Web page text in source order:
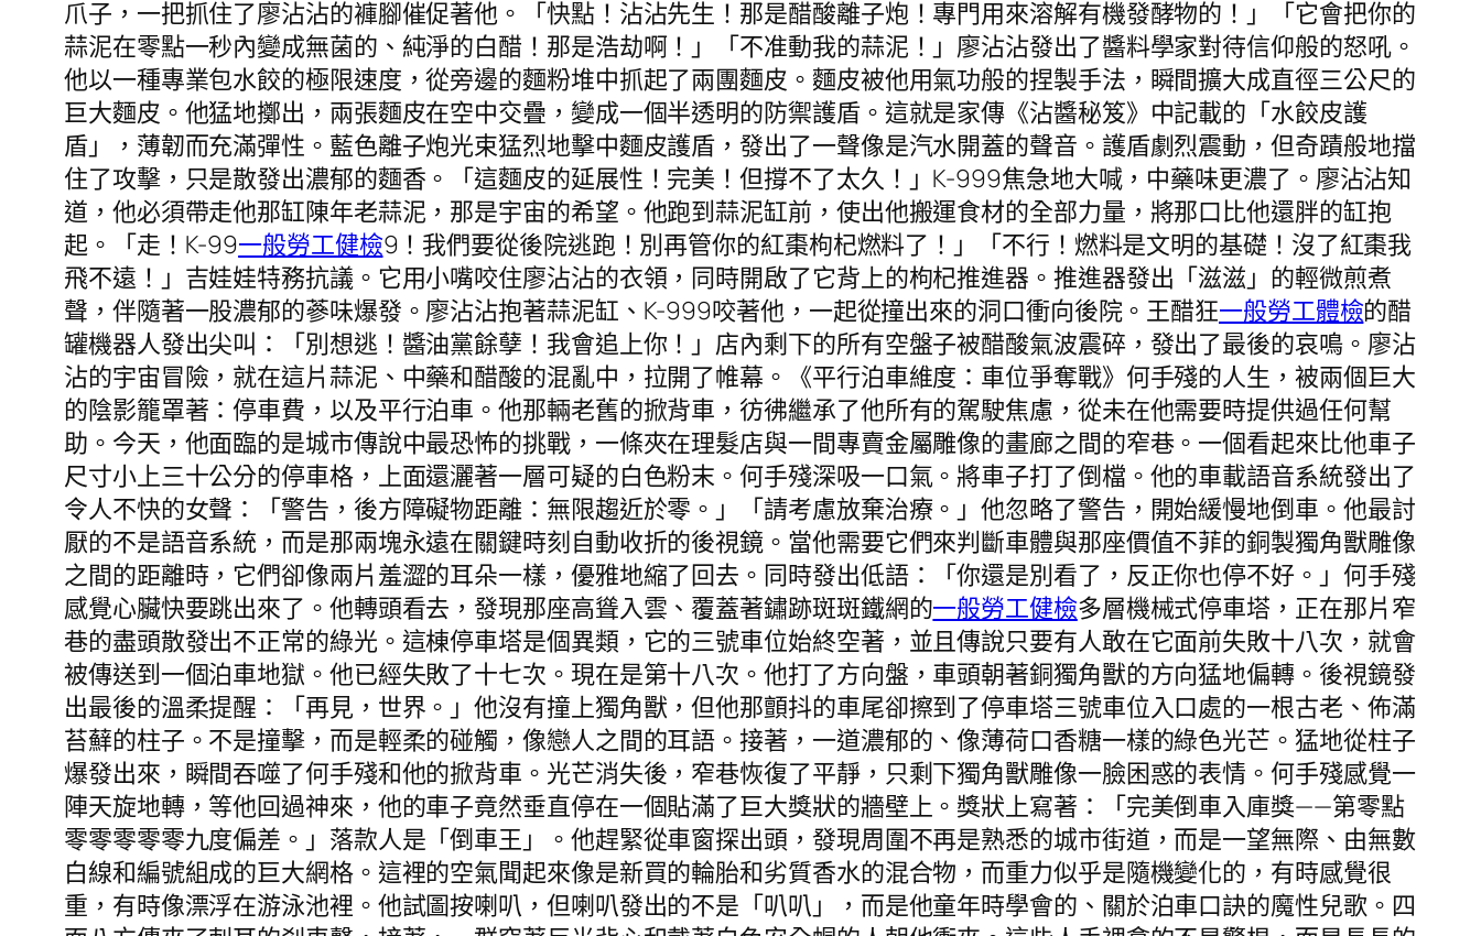
爪子，一把抓住了廖沾沾的褲腳催促著他。「快點！沾沾先生！那是醋酸離子炮！專門用來溶解有機發酵物的！」「它會把你的
蒜泥在零點一秒內變成無菌的、純淨的白醋！那是浩劫啊！」「不准動我的蒜泥！」廖沾沾發出了醬料學家對待信仰般的怒吼。
他以一種專業包水餃的極限速度，從旁邊的麵粉堆中抓起了兩團麵皮。麵皮被他用氣功般的捏製手法，瞬間擴大成直徑三公尺的
巨大麵皮。他猛地擲出，兩張麵皮在空中交疊，變成一個半透明的防禦護盾。這就是家傳《沾醬秘笈》中記載的「水餃皮護
盾」，薄韌而充滿彈性。藍色離子炮光束猛烈地擊中麵皮護盾，發出了一聲像是汽水開蓋的聲音。護盾劇烈震動，但奇蹟般地擋
住了攻擊，只是散發出濃郁的麵香。「這麵皮的延展性！完美！但撐不了太久！」K-999焦急地大喊，中藥味更濃了。廖沾沾知
道，他必須帶走他那缸陳年老蒜泥，那是宇宙的希望。他跑到蒜泥缸前，使出他搬運食材的全部力量，將那口比他還胖的缸抱
起。「走！K-99一般勞工健檢9！我們要從後院逃跑！別再管你的紅棗枸杞燃料了！」「不行！燃料是文明的基礎！沒了紅棗我
飛不遠！」吉娃娃特務抗議。它用小嘴咬住廖沾沾的衣領，同時開啟了它背上的枸杞推進器。推進器發出「滋滋」的輕微煎煮
聲，伴隨著一股濃郁的蔘味爆發。廖沾沾抱著蒜泥缸、K-999咬著他，一起從撞出來的洞口衝向後院。王醋狂一般勞工體檢的醋
罐機器人發出尖叫：「別想逃！醬油黨餘孽！我會追上你！」店內剩下的所有空盤子被醋酸氣波震碎，發出了最後的哀鳴。廖沾
沾的宇宙冒險，就在這片蒜泥、中藥和醋酸的混亂中，拉開了帷幕。《平行泊車維度：車位爭奪戰》何手殘的人生，被兩個巨大
的陰影籠罩著：停車費，以及平行泊車。他那輛老舊的掀背車，彷彿繼承了他所有的駕駛焦慮，從未在他需要時提供過任何幫
助。今天，他面臨的是城市傳說中最恐怖的挑戰，一條夾在理髮店與一間專賣金屬雕像的畫廊之間的窄巷。一個看起來比他車子
尺寸小上三十公分的停車格，上面還灑著一層可疑的白色粉末。何手殘深吸一口氣。將車子打了倒檔。他的車載語音系統發出了
令人不快的女聲：「警告，後方障礙物距離：無限趨近於零。」「請考慮放棄治療。」他忽略了警告，開始緩慢地倒車。他最討
厭的不是語音系統，而是那兩塊永遠在關鍵時刻自動收折的後視鏡。當他需要它們來判斷車體與那座價值不菲的銅製獨角獸雕像
之間的距離時，它們卻像兩片羞澀的耳朵一樣，優雅地縮了回去。同時發出低語：「你還是別看了，反正你也停不好。」何手殘
感覺心臟快要跳出來了。他轉頭看去，發現那座高聳入雲、覆蓋著鏽跡斑斑鐵網的一般勞工健檢多層機械式停車塔，正在那片窄
巷的盡頭散發出不正常的綠光。這棟停車塔是個異類，它的三號車位始終空著，並且傳說只要有人敢在它面前失敗十八次，就會
被傳送到一個泊車地獄。他已經失敗了十七次。現在是第十八次。他打了方向盤，車頭朝著銅獨角獸的方向猛地偏轉。後視鏡發
出最後的溫柔提醒：「再見，世界。」他沒有撞上獨角獸，但他那顫抖的車尾卻擦到了停車塔三號車位入口處的一根古老、佈滿
苔蘚的柱子。不是撞擊，而是輕柔的碰觸，像戀人之間的耳語。接著，一道濃郁的、像薄荷口香糖一樣的綠色光芒。猛地從柱子
爆發出來，瞬間吞噬了何手殘和他的掀背車。光芒消失後，窄巷恢復了平靜，只剩下獨角獸雕像一臉困惑的表情。何手殘感覺一
陣天旋地轉，等他回過神來，他的車子竟然垂直停在一個貼滿了巨大獎狀的牆壁上。獎狀上寫著：「完美倒車入庫獎——第零點
零零零零零九度偏差。」落款人是「倒車王」。他趕緊從車窗探出頭，發現周圍不再是熟悉的城市街道，而是一望無際、由無數
白線和編號組成的巨大網格。這裡的空氣聞起來像是新買的輪胎和劣質香水的混合物，而重力似乎是隨機變化的，有時感覺很
重，有時像漂浮在游泳池裡。他試圖按喇叭，但喇叭發出的不是「叭叭」，而是他童年時學會的、關於泊車口訣的魔性兒歌。四